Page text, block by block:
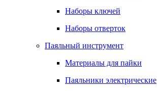
Наборы ключей
Наборы отверток
Паяльный инструмент
Материалы для пайки
Паяльники электрические